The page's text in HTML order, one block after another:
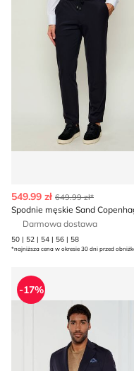
549.99 zł 649.99 zł*
Spodnie męskie Sand
Darmowa dostawa
50 | 52 | 54 | 56 | 58
*najniższa cena w okresie 30 dni przed
Marynarka męska
-17%